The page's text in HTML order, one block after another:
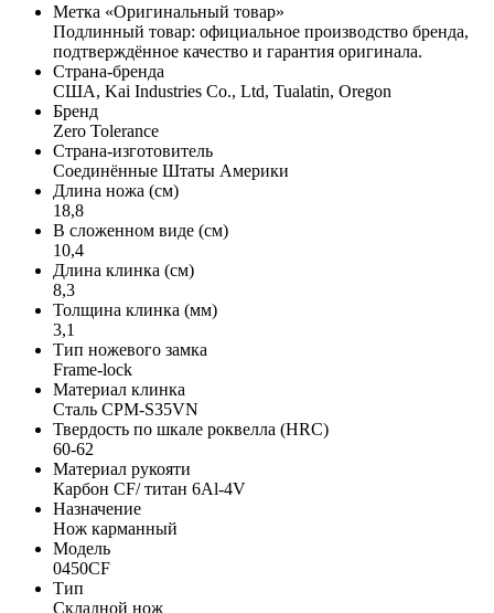
Метка «Оригинальный товар»
Подлинный товар: официальное производство бренда,
подтверждённое качество и гарантия оригинала.
Страна-бренда
США, Kai Industries Co., Ltd, Tualatin, Oregon
Бренд
Zero Tolerance
Страна-изготовитель
Соединённые Штаты Америки
Длина ножа (см)
18,8
В сложенном виде (см)
10,4
Длина клинка (см)
8,3
Толщина клинка (мм)
3,1
Тип ножевого замка
Frame-lock
Материал клинка
Сталь CPM-S35VN
Твердость по шкале роквелла (HRC)
60-62
Материал рукояти
Карбон CF/ титан 6Al-4V
Назначение
Нож карманный
Модель
0450CF
Тип
Складной нож